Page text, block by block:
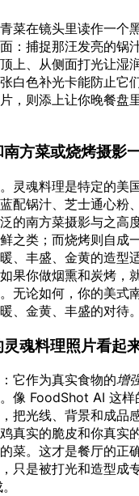
菜在镜头里读作一个
：捕捉那汪发亮的锅
上、从侧面打光让湿
白色补光卡能防止它
，则添上让你晚餐盘
方菜或烧烤摄影
灵魂料理是特定的
配锅汁、芝士通心粉
的南方菜摄影与之高
之类；而烧烤则自成
、丰盛、金黄的造型
果你做烟熏和炭烤，
无论如何，你的美式
、金黄、丰盛的对待。
魂料理照片看起
它作为真实食物的增
像 FoodShot AI 这样
把光线、背景和成品
实的脆皮和你真实
菜。这才是餐厅的正
只是被打光和造型成